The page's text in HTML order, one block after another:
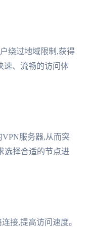
绕过地域限制,获得
速、流畅的访问体
服务器,从而突
选择合适的节点进
接,提高访问速度。